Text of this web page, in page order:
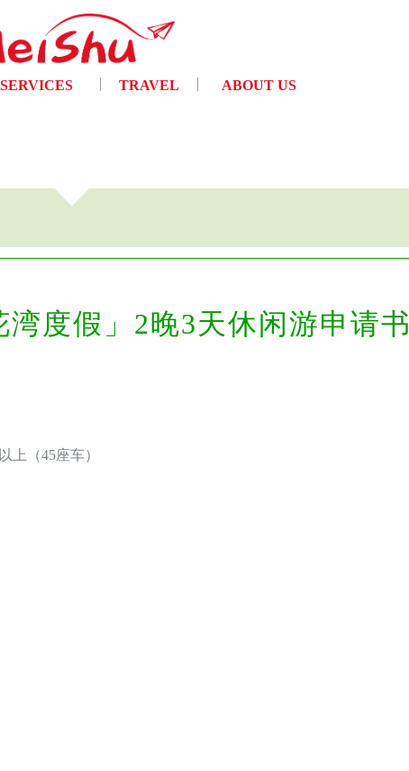
TRAVEL ABOUT US
湾度假」2晚3天休闲游申请书
上（45座车）